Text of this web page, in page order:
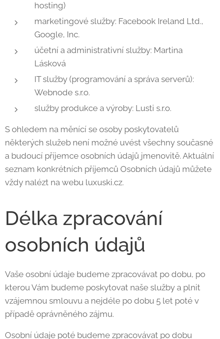
hosting)
marketingové služby: Facebook Ireland Ltd.,
Google, Inc.
účetní a administrativní služby: Martina
Lásková
IT služby (programování a správa serverů):
Webnode s.r.o.
služby produkce a výroby: Lusti s.r.o.
S ohledem na měnící se osoby poskytovatelů
některých služeb není možné uvést všechny současné
a budoucí příjemce osobních údajů jmenovitě. Aktuální
seznam konkrétních příjemců Osobních údajů můžete
vždy nalézt na webu luxuski.cz.
Délka zpracování
osobních údajů
Vaše osobní údaje budeme zpracovávat po dobu, po
kterou Vám budeme poskytovat naše služby a plnit
vzájemnou smlouvu a nejdéle po dobu 5 let poté v
případě oprávněného zájmu.
Osobní údaje poté budeme zpracovávat po dobu